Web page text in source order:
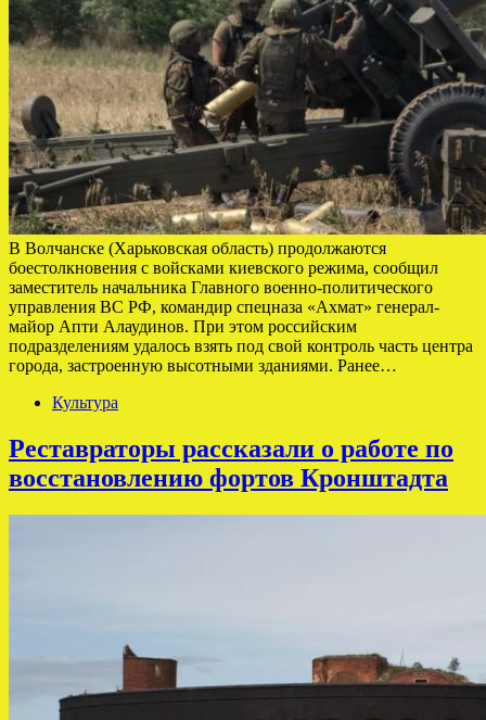
В Волчанске (Харьковская область) продолжаются
боестолкновения с войсками киевского режима, сообщил
заместитель начальника Главного военно-политического
управления ВС РФ, командир спецназа «Ахмат» генерал-
майор Апти Алаудинов. При этом российским
подразделениям удалось взять под свой контроль часть центра
города, застроенную высотными зданиями. Ранее…
Культура
Реставраторы рассказали о работе по
восстановлению фортов Кронштадта